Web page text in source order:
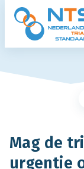
Ga naar de
Mag de
urgentie